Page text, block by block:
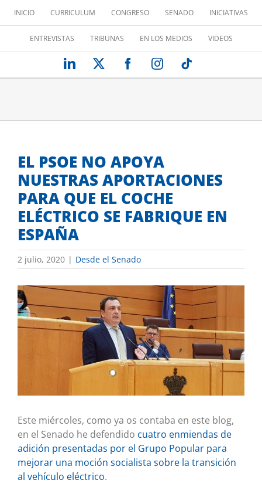
contenido
INICIO CURRICULUM CONGRESO SENADO INICIATIVAS
ENTREVISTAS TRIBUNAS EN LOS MEDIOS VIDEOS
LinkedIn FacebookInstagram
EL PSOE NO APOYA
NUESTRAS APORTACIONES
PARA QUE EL COCHE
ELÉCTRICO SE FABRIQUE EN
ESPAÑA
2 julio, 2020 | Desde el Senado
Ver
imagen
más
grande
Este miércoles, como ya os contaba en este blog,
en el Senado he defendido cuatro enmiendas de
adición presentadas por el Grupo Popular para
mejorar una moción socialista sobre la transición
al vehículo eléctrico.